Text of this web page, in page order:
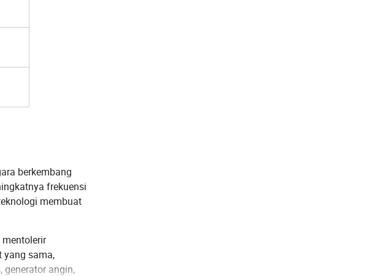
berkembang
frekuensi
membuat
yang sama,
generator angin,